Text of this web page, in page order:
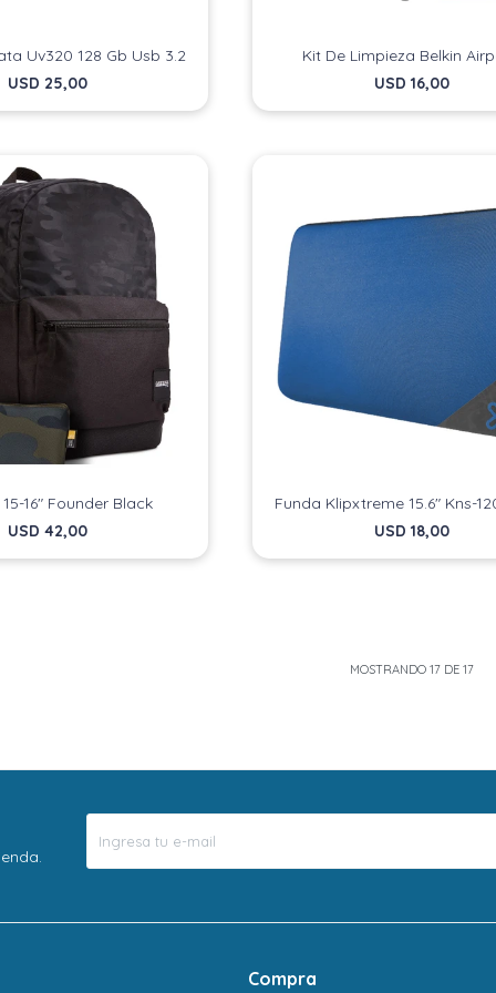
Uv320 128 Gb Usb 3.2
USD 25,00
Kit De Limpieza Belkin
USD 16,00
16" Founder Black
USD 42,00
Funda Klipxtreme 15.6" Kns-
USD 18,00
MOSTRANDO17 DE17
Compra